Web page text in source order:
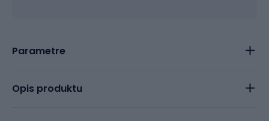
Parametre
Opis produktu